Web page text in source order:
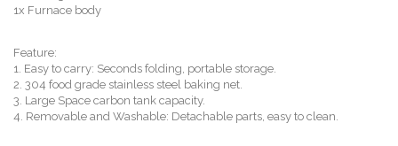
1x Furnace body
Feature:
1. Easy to carry: Seconds folding, portable storage.
2. 304 food grade stainless steel baking net.
3. Large Space carbon tank capacity.
4. Removable and Washable: Detachable parts, easy to clean.